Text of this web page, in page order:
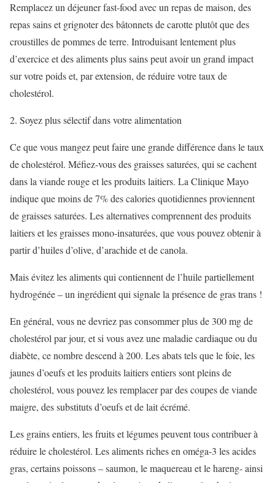
Remplacez un déjeuner fast-food avec un repas de maison, des
repas sains et grignoter des bâtonnets de carotte plutôt que des
croustilles de pommes de terre. Introduisant lentement plus
d’exercice et des aliments plus sains peut avoir un grand impact
sur votre poids et, par extension, de réduire votre taux de
cholestérol.
2. Soyez plus sélectif dans votre alimentation
Ce que vous mangez peut faire une grande différence dans le taux
de cholestérol. Méfiez-vous des graisses saturées, qui se cachent
dans la viande rouge et les produits laitiers. La Clinique Mayo
indique que moins de 7% des calories quotidiennes proviennent
de graisses saturées. Les alternatives comprennent des produits
laitiers et les graisses mono-insaturées, que vous pouvez obtenir à
partir d’huiles d’olive, d’arachide et de canola.
Mais évitez les aliments qui contiennent de l’huile partiellement
hydrogénée – un ingrédient qui signale la présence de gras trans !
En général, vous ne devriez pas consommer plus de 300 mg de
cholestérol par jour, et si vous avez une maladie cardiaque ou du
diabète, ce nombre descend à 200. Les abats tels que le foie, les
jaunes d’oeufs et les produits laitiers entiers sont pleins de
cholestérol, vous pouvez les remplacer par des coupes de viande
maigre, des substituts d’oeufs et de lait écrémé.
Les grains entiers, les fruits et légumes peuvent tous contribuer à
réduire le cholestérol. Les aliments riches en oméga-3 les acides
gras, certains poissons – saumon, le maquereau et le hareng- ainsi